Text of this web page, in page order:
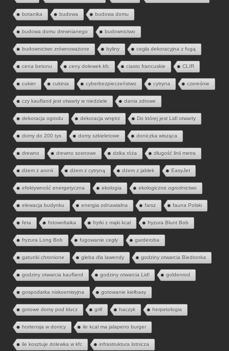
botanika budowa budowa domu
budowa domu drewnianego budownictwo
budownictwo zrównoważone byliny cegła dekoracyjna z fugą
cena betonu ceny dolewek kfc ciasto francuskie CLIR
cukier cukinia cyberbezpieczeństwo cytryna czereśnie
czy kaufland jest otwarty w niedziele dania zdrowe
dekoracja ogrodu dekoracja wnętrz Do której jest Lidl otwarty
domy do 200 tys domy szkieletowe doniczka wisząca
drewno drewno sosnowe dzika róża długość linii metra
dżem z aronii dżem z cytryną dżem z jabłek EasyJet
efektywność energetyczna ekologia ekologiczne ogrodnictwo
elewacja budynku energia odnawialna farsz fauna Polski
feta fotowoltaika frytki z mąki kcal fryzura Blunt Bob
fryzura Long Bob fugowanie cegły garderoba
gatunki chronione gleba dla lawendy godziny otwarcia Biedronka
godziny otwarcia kaufland godziny otwarcia Lidl goldenrod
gospodarka niskoemisyjna gotowanie kiełbasy
gotowe domy pod klucz grill haczyk herpetologia
hortensja w donicy ile kcal ma jalapeno burger
ile kosztuje dolewka w kfc infrastruktura lotnicza